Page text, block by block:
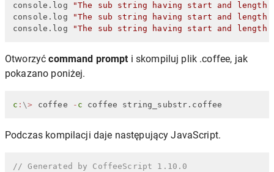
console.log
"The sub string having start and
console.log
"The sub string having start and
console.log
"The sub string having start and
Otworzyćcommand prompt i skompiluj plik .coffee, jak
pokazano poniżej.
c : \> coffee - c coffee string_substr.coffee
Podczas kompilacji daje następujący JavaScript.
// Generated by CoffeeScript 1.10.0